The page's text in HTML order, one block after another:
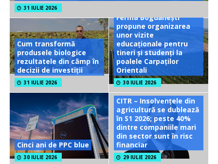
31 IULIE 2026
Cum transformă
produsele biologice
rezultatele din câmp în
decizii de investiții
31 IULIE 2026
Ferma Bogdănești
propune organizarea
unor vizite
educaționale pentru
tineri și studenți la
poalele Carpaților
Orientali
30 IULIE 2026
Cinci ani de PPC blue
30 IULIE 2026
CITR – Insolvențele din
agricultură se dublează
în S1 2026; peste 40%
dintre companiile mari
din sector sunt în risc
financiar
29 IULIE 2026